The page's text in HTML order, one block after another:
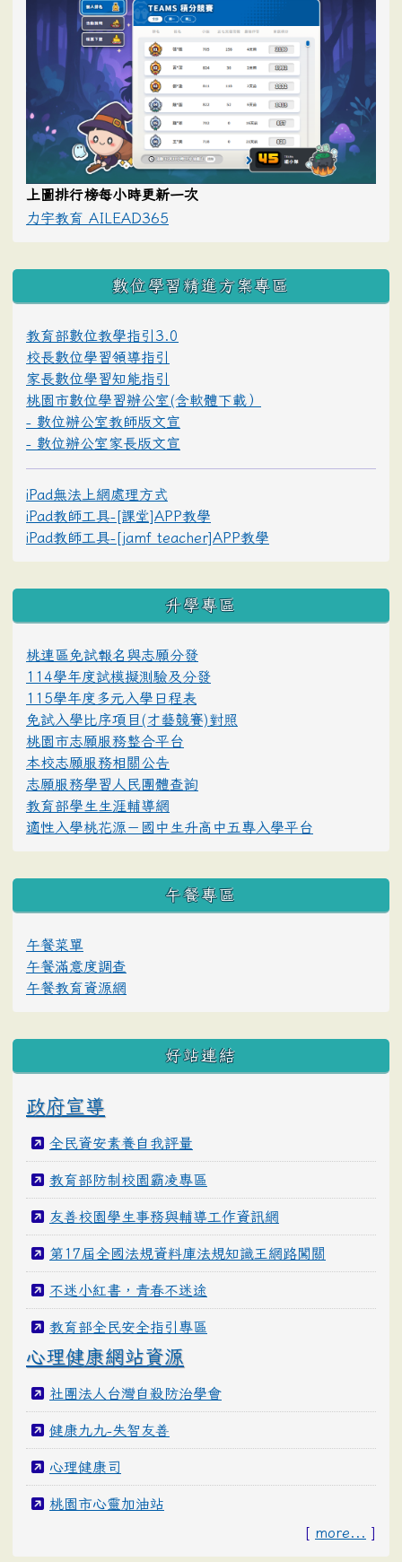
上圖排行榜每小時更新一次
力宇教育 AILEAD365
數位學習精進方案專區
教育部數位教學指引3.0
校長數位學習領導指引
家長數位學習知能指引
桃園市數位學習辦公室(含軟體下載）
- 數位辦公室教師版文宣
- 數位辦公室家長版文宣
iPad無法上網處理方式
iPad教師工具-[課堂]APP教學
iPad教師工具-[jamf teacher]APP教學
升學專區
桃連區免試報名與志願分發
114學年度試模擬測驗及分發
115學年度多元入學日程表
免試入學比序項目(才藝競賽)對照
桃園市志願服務整合平台
本校志願服務相關公告
志願服務學習人民團體查詢
教育部學生生涯輔導網
適性入學桃花源－國中生升高中五專入學平台
午餐專區
午餐菜單
午餐滿意度調查
午餐教育資源網
好站連結
政府宣導
全民資安素養自我評量
教育部防制校園霸凌專區
友善校園學生事務與輔導工作資訊網
第17屆全國法規資料庫法規知識王網路闖關
不迷小紅書，青春不迷途
教育部全民安全指引專區
心理健康網站資源
社團法人台灣自殺防治學會
健康九九-失智友善
心理健康司
桃園市心靈加油站
[ more... ]